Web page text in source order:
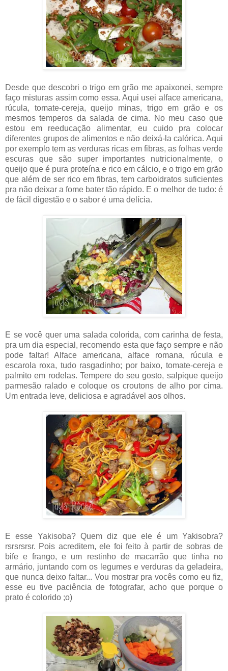
Desde que descobri o trigo em grão me apaixonei, sempre
faço misturas assim como essa. Aqui usei alface americana,
rúcula, tomate-cereja, queijo minas, trigo em grão e os
mesmos temperos da salada de cima. No meu caso que
estou em reeducação alimentar, eu cuido pra colocar
diferentes grupos de alimentos e não deixá-la calórica. Aqui
por exemplo tem as verduras ricas em fibras, as folhas verde
escuras que são super importantes nutricionalmente, o
queijo que é pura proteína e rico em cálcio, e o trigo em grão
que além de ser rico em fibras, tem carboidratos suficientes
pra não deixar a fome bater tão rápido. E o melhor de tudo: é
de fácil digestão e o sabor é uma delícia.
E se você quer uma salada colorida, com carinha de festa,
pra um dia especial, recomendo esta que faço sempre e não
pode faltar! Alface americana, alface romana, rúcula e
escarola roxa, tudo rasgadinho; por baixo, tomate-cereja e
palmito em rodelas. Tempere do seu gosto, salpique queijo
parmesão ralado e coloque os croutons de alho por cima.
Um entrada leve, deliciosa e agradável aos olhos.
E esse Yakisoba? Quem diz que ele é um Yakisobra?
rsrsrsrsr. Pois acreditem, ele foi feito à partir de sobras de
bife e frango, e um restinho de macarrão que tinha no
armário, juntando com os legumes e verduras da geladeira,
que nunca deixo faltar... Vou mostrar pra vocês como eu fiz,
esse eu tive paciência de fotografar, acho que porque o
prato é colorido ;o)